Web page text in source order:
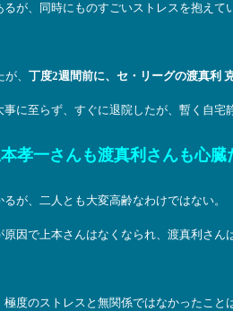
が、同時にものすごいストレスを抱えて
、 丁度2週間前に、セ・リーグの渡真利
に至らず、すぐに退院したが、暫く自宅
孝一さんも渡真利さんも心臓
が、二人とも大変高齢なわけではない。
因で上本さんはなくなられ、渡真利さん
度のストレスと無関係ではなかったこと